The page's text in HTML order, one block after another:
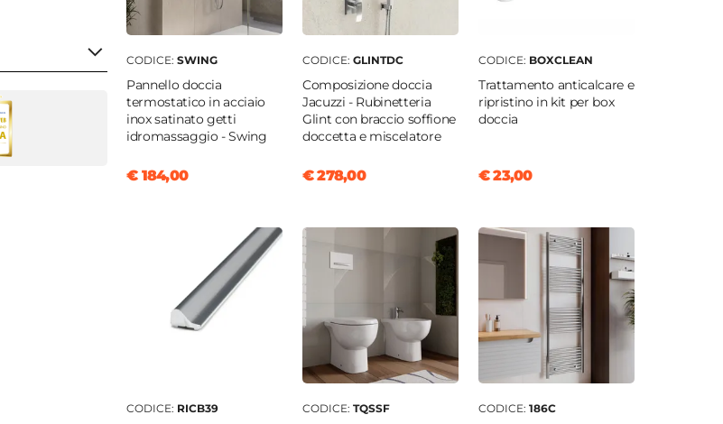
CODICE: SWING
Pannello doccia
termostatico in acciaio
inox satinato getti
idromassaggio - Swing
€ 184,00
CODICE: GLINTDC
Composizione doccia
Jacuzzi - Rubinetteria
Glint con braccio soffione
doccetta e miscelatore
€ 278,00
CODICE: BOXCLEAN
Trattamento anticalcare e
ripristino in kit per box
doccia
€ 23,00
CODICE: RICB39 CODICE: TQSSF CODICE: 186C